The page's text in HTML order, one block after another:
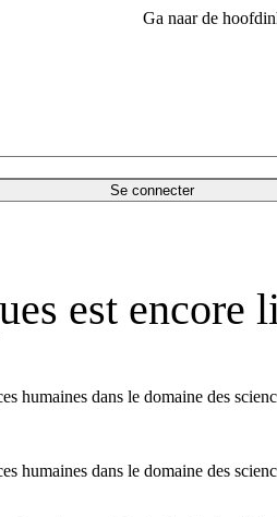
Ga naar de
Se connecter
est encore
humaines dans le domaine des
humaines dans le domaine des